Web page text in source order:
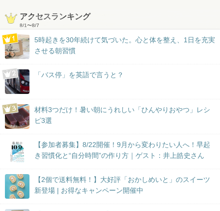
アクセスランキング
8/1〜8/7
5時起きを30年続けて気づいた。心と体を整え、1日を充実
させる朝習慣
「バス停」を英語で言うと？
材料3つだけ！暑い朝にうれしい「ひんやりおやつ」レシ
ピ3選
【参加者募集】8/22開催！9月から変わりたい人へ！早起
き習慣化と“自分時間”の作り方｜ゲスト：井上皓史さん
【2個で送料無料！】大好評「おかしめいと」のスイーツ
新登場 | お得なキャンペーン開催中